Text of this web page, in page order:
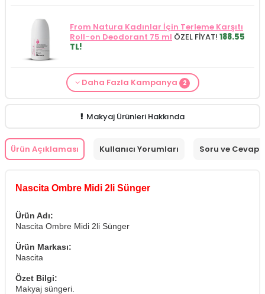
From Natura Kadınlar İçin Terleme Karşıtı
Roll-on Deodorant 75 ml ÖZEL FİYAT! 188.55
TL!
Makyaj Kategorisine Özel Fiyatİdea Derma
Makyaj Ürünü Siparişinizdeİnnova Wash Gel
Daha Fazla Kampanya 2
Makyaj Ürünleri Hakkında
Ürün Açıklaması Kullanıcı Yorumları Soru ve Cevap
Nascita Ombre Midi 2li Sünger
Ürün Adı:
Nascita Ombre Midi 2li Sünger
Ürün Markası:
Nascita
Özet Bilgi:
Makyaj süngeri.